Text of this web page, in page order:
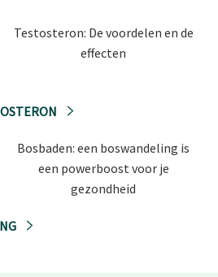
Testosteron: De voordelen en de
effecten
Bosbaden: een boswandeling is
een powerboost voor je
gezondheid